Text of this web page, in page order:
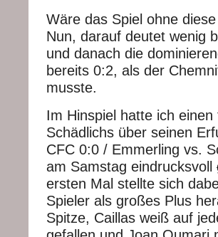
Wäre das Spiel ohne
Nun, darauf deutet wenig
und danach die
bereits 0:2, als der
musste.
Im Hinspiel hatte ich
Schädlichs über seinen
CFC 0:0 / Emmerling vs.
am Samstag eindrucksvoll
ersten Mal stellte sich
Spieler als großes Plus
Spitze, Caillas weiß auf